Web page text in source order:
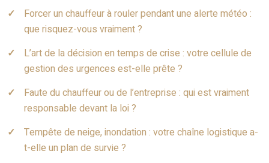
Forcer un chauffeur à rouler pendant une alerte météo :
que risquez-vous vraiment ?
L’art de la décision en temps de crise : votre cellule de
gestion des urgences est-elle prête ?
Faute du chauffeur ou de l’entreprise : qui est vraiment
responsable devant la loi ?
Tempête de neige, inondation : votre chaîne logistique a-
t-elle un plan de survie ?